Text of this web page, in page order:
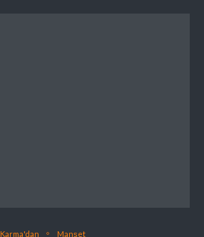
Karma'dan Manşet